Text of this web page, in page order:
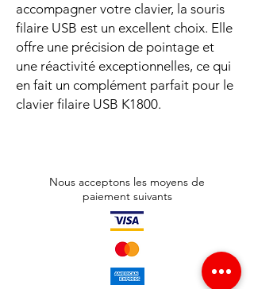
accompagner votre clavier, la souris
filaire USB est un excellent choix. Elle
offre une précision de pointage et
une réactivité exceptionnelles, ce qui
en fait un complément parfait pour le
clavier filaire USB K1800.
Nous acceptons les moyens de
paiement suivants